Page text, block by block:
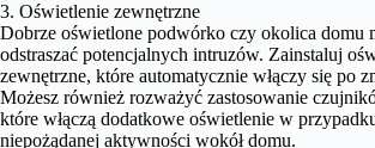
3. Oświetlenie zewnętrzne
Dobrze oświetlone podwórko czy okolica domu
odstraszać potencjalnych intruzów. Zainstaluj
zewnętrzne, które automatycznie włączy się po
Możesz również rozważyć zastosowanie
które włączą dodatkowe oświetlenie w
niepożądanej aktywności wokół domu.